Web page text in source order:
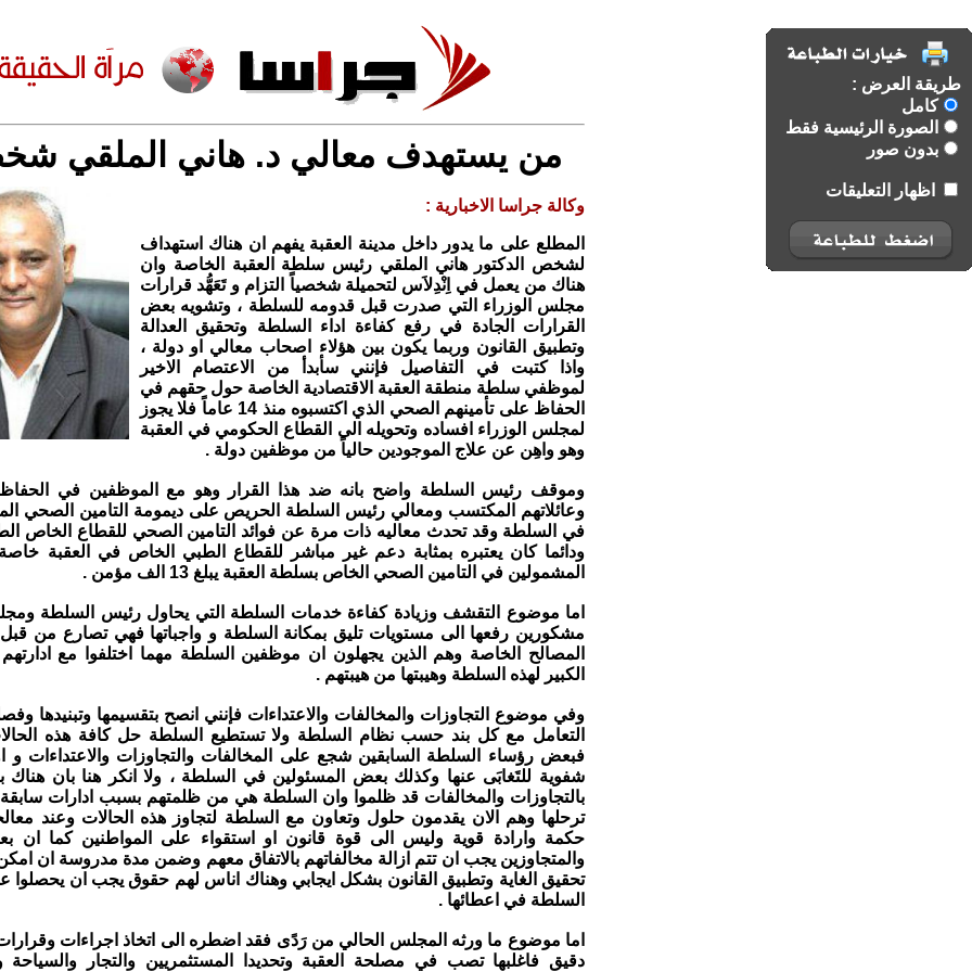
طريقة العرض :
كامل
الصورة الرئيسية فقط
بدون صور
اظهار التعليقات
من يستهدف معالي د. هاني الملقي
وكالة جراسا الاخبارية :
المطلع على ما يدور داخل مدينة العقبة يفهم ان هناك استهداف
لشخص الدكتور هاني الملقي رئيس سلطة العقبة الخاصة وان
هناك من يعمل في اِنْدِلاَس لتحميلة شخصياً التزام و تَعَهُّد قرارات
مجلس الوزراء التي صدرت قبل قدومه للسلطة ، وتشويه بعض
القرارات الجادة في رفع كفاءة اداء السلطة وتحقيق العدالة
وتطبيق القانون وربما يكون بين هؤلاء اصحاب معالي او دولة ،
واذا كتبت في التفاصيل فإنني سأبدأ من الاعتصام الاخير
لموظفي سلطة منطقة العقبة الاقتصادية الخاصة حول حقهم في
الحفاظ على تأمينهم الصحي الذي اكتسبوه منذ 14 عاماً فلا يجوز
لمجلس الوزراء افساده وتحويله الى القطاع الحكومي في العقبة
وهو واهِن عن علاج الموجودين حالياً من موظفين دولة .
وموقف رئيس السلطة واضح بانه ضد هذا القرار وهو مع الموظفين في الحفاظ
وعائلاتهم المكتسب ومعالي رئيس السلطة الحريص على ديمومة التامين الصحي
في السلطة وقد تحدث معاليه ذات مرة عن فوائد التامين الصحي للقطاع الخاص
ودائما كان يعتبره بمثابة دعم غير مباشر للقطاع الطبي الخاص في العقبة
المشمولين في التامين الصحي الخاص بسلطة العقبة يبلغ 13 الف مؤمن .
اما موضوع التقشف وزيادة كفاءة خدمات السلطة التي يحاول رئيس السلطة
مشكورين رفعها الى مستويات تليق بمكانة السلطة و واجباتها فهي تصارع من
المصالح الخاصة وهم الذين يجهلون ان موظفين السلطة مهما اختلفوا مع ادارتهم
الكبير لهذه السلطة وهيبتها من هيبتهم .
وفي موضوع التجاوزات والمخالفات والاعتداءات فإنني انصح بتقسيمها وتبنيدها
التعامل مع كل بند حسب نظام السلطة ولا تستطيع السلطة حل كافة هذه
فبعض رؤساء السلطة السابقين شجع على المخالفات والتجاوزات والاعتداءات و
شفوية للتَغابَى عنها وكذلك بعض المسئولين في السلطة ، ولا انكر هنا بان هناك
بالتجاوزات والمخالفات قد ظلموا وان السلطة هي من ظلمتهم بسبب ادارات
ترحلها وهم الان يقدمون حلول وتعاون مع السلطة لتجاوز هذه الحالات وعند
حكمة وارادة قوية وليس الى قوة قانون او استقواء على المواطنين كما ان
والمتجاوزين يجب ان تتم ازالة مخالفاتهم بالاتفاق معهم وضمن مدة مدروسة ان
تحقيق الغاية وتطبيق القانون بشكل ايجابي وهناك اناس لهم حقوق يجب ان يحصلوا
السلطة في اعطائها .
اما موضوع ما ورثه المجلس الحالي من رَدًى فقد اضطره الى اتخاذ اجراءات
دقيق فاغلبها تصب في مصلحة العقبة وتحديدا المستثمريين والتجار